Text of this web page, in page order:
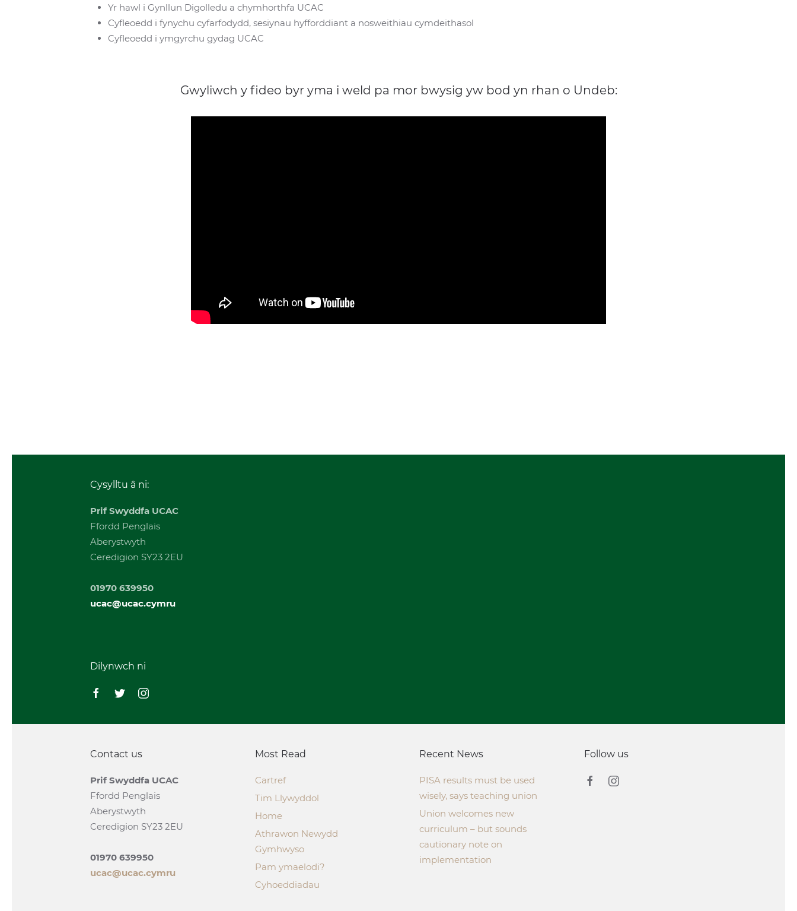
Yr hawl i Gynllun Digolledu a chymhorthfa UCAC
Cyfleoedd i fynychu cyfarfodydd, sesiynau hyfforddiant a nosweithiau cymdeithasol
Cyfleoedd i ymgyrchu gydag UCAC
Gwyliwch y fideo byr yma i weld pa mor bwysig yw bod yn rhan o Undeb:
Cysylltu â ni:
Prif Swyddfa UCAC
Ffordd Penglais
Aberystwyth
Ceredigion SY23 2EU
01970 639950
ucac@ucac.cymru
Dilynwch ni
Contact us
Prif Swyddfa UCAC
Ffordd Penglais
Aberystwyth
Ceredigion SY23 2EU
01970 639950
ucac@ucac.cymru
Most Read
Cartref
Tim Llywyddol
Home
Athrawon Newydd
Gymhwyso
Pam ymaelodi?
Cyhoeddiadau
Recent News
PISA results must be used
wisely, says teaching union
Union welcomes new
curriculum – but sounds
cautionary note on
implementation
Follow us